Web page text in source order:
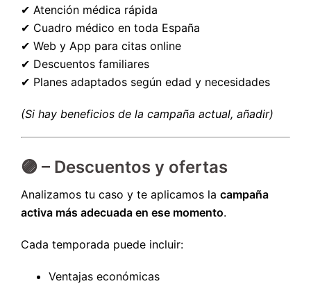
✔ Atención médica rápida
✔ Cuadro médico en toda España
✔ Web y App para citas online
✔ Descuentos familiares
✔ Planes adaptados según edad y necesidades
(Si hay beneficios de la campaña actual, añadir)
🟣 – Descuentos y ofertas
Analizamos tu caso y te aplicamos la campaña
activa más adecuada en ese momento.
Cada temporada puede incluir:
Ventajas económicas